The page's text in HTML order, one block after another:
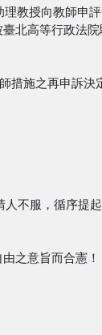
教授向教師申
北高等行政法
措施之再申訴
不服，循序提
之意旨而合憲！